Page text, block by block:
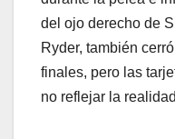
del ojo derecho de
Ryder, también
finales, pero las
no reflejar la